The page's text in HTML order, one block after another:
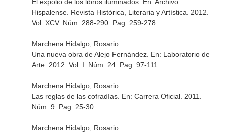
Hispalense. Revista Histórica, Literaria y Artística . 2012.
Vol. XCV. Núm. 288-290. Pag. 259-278
Marchena Hidalgo, Rosario:
Una nueva obra de Alejo Fernández. En: Laboratorio de
Arte. 2012. Vol. I. Núm. 24. Pag. 97-111
Marchena Hidalgo, Rosario:
Las reglas de las cofradías. En: Carrera Oficial. 2011.
Núm. 9. Pag. 25-30
Marchena Hidalgo, Rosario: